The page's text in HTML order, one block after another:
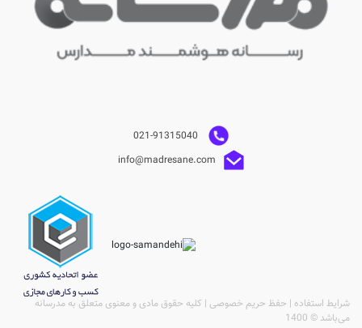
info@madresane.com
شرایط استفاده | حفظ حریم خصوصی | کلیه حقوق مادی و معنوی متعلق به مدرسانه
می‌باشد © 1400